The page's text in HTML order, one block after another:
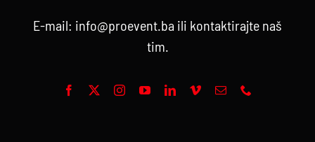
E-mail: info@proevent.ba ili kontaktirajte naš
tim.